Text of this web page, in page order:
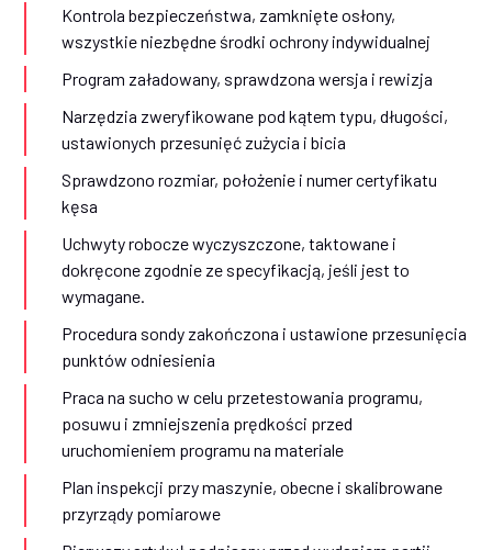
Kontrola bezpieczeństwa, zamknięte osłony,
wszystkie niezbędne środki ochrony indywidualnej
Program załadowany, sprawdzona wersja i rewizja
Narzędzia zweryfikowane pod kątem typu, długości,
ustawionych przesunięć zużycia i bicia
Sprawdzono rozmiar, położenie i numer certyfikatu
kęsa
Uchwyty robocze wyczyszczone, taktowane i
dokręcone zgodnie ze specyfikacją, jeśli jest to
wymagane.
Procedura sondy zakończona i ustawione przesunięcia
punktów odniesienia
Praca na sucho w celu przetestowania programu,
posuwu i zmniejszenia prędkości przed
uruchomieniem programu na materiale
Plan inspekcji przy maszynie, obecne i skalibrowane
przyrządy pomiarowe